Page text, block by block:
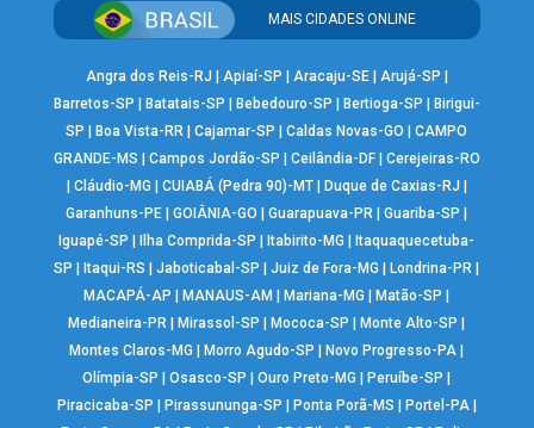
MAIS CIDADES ONLINE
Angra dos Reis-RJ Apiaí-SP Aracaju-SE| Arujá-SP
Barretos-SP
Batatais-SP Bebedouro-SP Bertioga-SP
Birigui-
SP
Boa Vista-RR |Cajamar-SP |Caldas Novas-GO |CAMPO
GRANDE-MS
Campos Jordão-SP Ceilândia-DF| Cerejeiras-RO
Cláudio-MG CUIABÁ (Pedra 90)-MT| Duque de Caxias-RJ
Garanhuns-PE |GOIÂNIA-GO |Guarapuava-PR |Guariba-SP
Iguapé-SP
Ilha Comprida-SP Itabirito-MG
Itaquaquecetuba-
SP
Itaqui-RS |Jaboticabal-SP |Juiz de Fora-MG Londrina-PR
MACAPÁ-AP
MANAUS-AM Mariana-MG Matão-SP
Medianeira-PR
Mirassol-SP Mococa-SP Monte Alto-SP
Montes Claros-MG
Morro Agudo-SP Novo Progresso-PA
Olímpia-SP
|Osasco-SP |Ouro Preto-MG Peruíbe-SP
Piracicaba-SP
Pirassununga-SP Ponta Porã-MS Portel-PA|